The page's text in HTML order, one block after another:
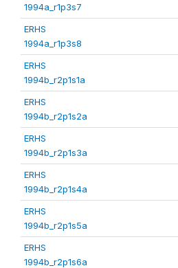
1994a_r1p3s7
ERHS
1994a_r1p3s8
ERHS
1994b_r2p1s1a
ERHS
1994b_r2p1s2a
ERHS
1994b_r2p1s3a
ERHS
1994b_r2p1s4a
ERHS
1994b_r2p1s5a
ERHS
1994b_r2p1s6a